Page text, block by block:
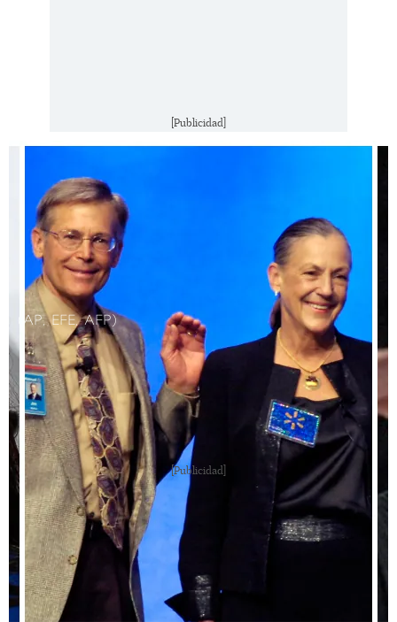
[Publicidad]
(AP, EFE, AFP)
[Publicidad]